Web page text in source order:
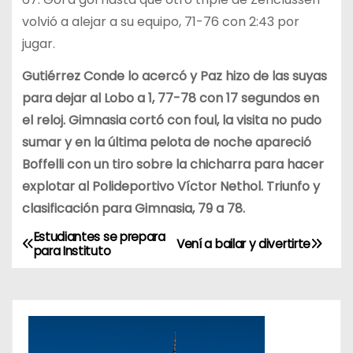
volvió a alejar a su equipo, 71-76 con 2:43 por
jugar.
Gutiérrez Conde lo acercó y Paz hizo de las suyas
para dejar al Lobo a 1, 77-78 con 17 segundos en
el reloj. Gimnasia cortó con foul, la visita no pudo
sumar y en la última pelota de noche apareció
Boffelli con un tiro sobre la chicharra para hacer
explotar al Polideportivo Víctor Nethol. Triunfo y
clasificación para Gimnasia, 79 a 78.
N
v
Vení a bailar y divertirte
Estudiantes se prepara
para Instituto